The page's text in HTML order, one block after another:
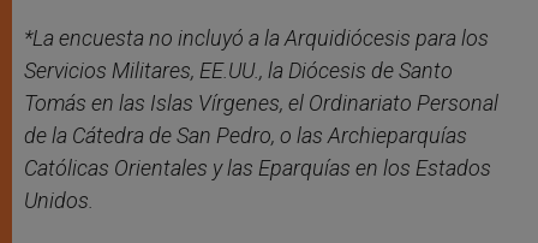
*La encuesta no incluyó a la Arquidiócesis para los
Servicios Militares, EE.UU., la Diócesis de Santo
Tomás en las Islas Vírgenes, el Ordinariato Personal
de la Cátedra de San Pedro, o las Archieparquías
Católicas Orientales y las Eparquías en los Estados
Unidos.